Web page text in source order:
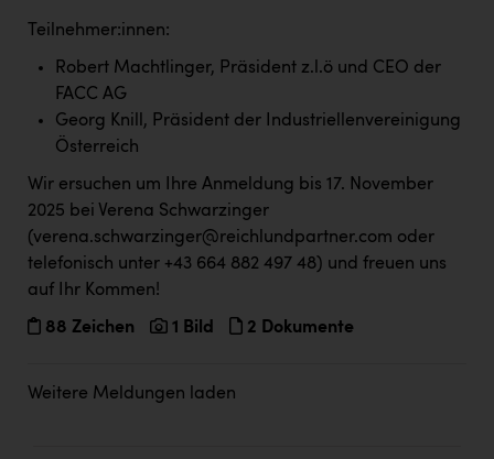
Teilnehmer:innen:
Robert Machtlinger, Präsident z.l.ö und CEO der
FACC AG
Georg Knill, Präsident der Industriellenvereinigung
Österreich
Wir ersuchen um Ihre Anmeldung bis 17. November
2025 bei Verena Schwarzinger
(verena.schwarzinger@reichlundpartner.com oder
telefonisch unter +43 664 882 497 48) und freuen uns
auf Ihr Kommen!
88 Zeichen 1 Bild 2 Dokumente
Weitere Meldungen laden